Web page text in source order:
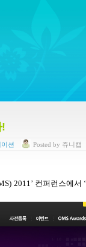
!
션 Posted by 쥬니캡
2011’ 컨퍼런스에서 ‘